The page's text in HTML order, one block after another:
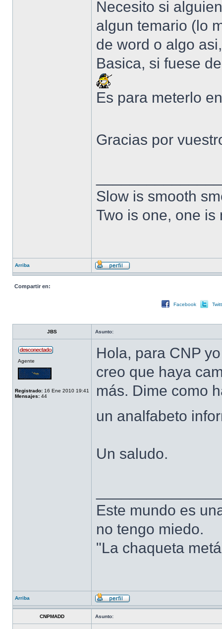
Necesito si
algun temario (lo
de word o algo
Basica, si fuese
Es para meterlo
Gracias por
Slow is smooth
Two is one, one is
Arriba
Compartir en:
Facebook
JBS Asunto:
Agente
Registrado: 16 Ene 2010 19:41
Mensajes: 44
Hola, para CNP
creo que haya
más. Dime como
un analfabeto
Un saludo.
Este mundo es
no tengo miedo.
"La chaqueta
Arriba
CNPMADD Asunto: